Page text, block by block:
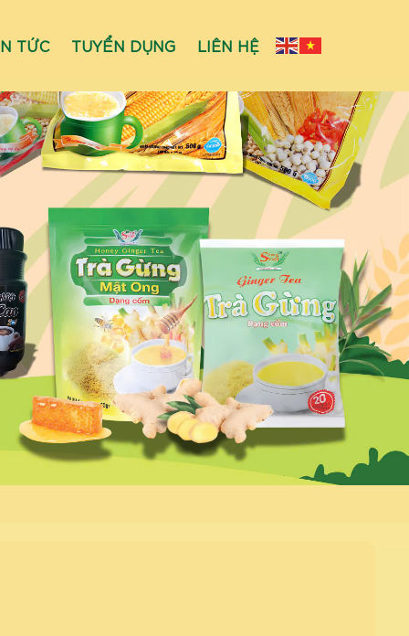
TỨC TUYỂN DỤNG LIÊN HỆ